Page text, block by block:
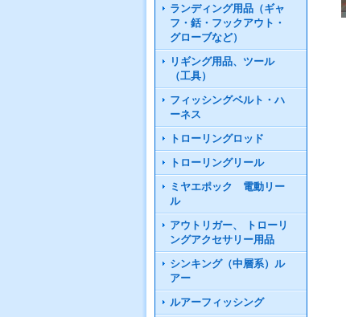
ランディング用品（ギャ
フ・銛・フックアウト・
グローブなど）
リギング用品、ツール
（工具）
フィッシングベルト・ハ
ーネス
トローリングロッド
トローリングリール
ミヤエポック 電動リー
ル
アウトリガー、 トローリ
ングアクセサリー用品
シンキング（中層系）ル
アー
ルアーフィッシング